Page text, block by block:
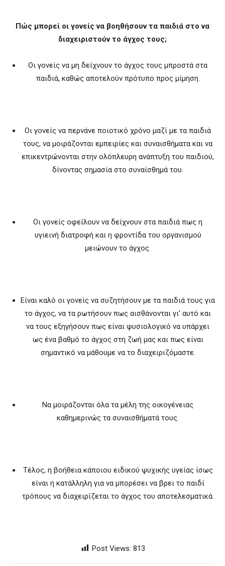
Πώς μπορεί οι γονείς να βοηθήσουν τα παιδιά στο να
διαχειριστούν το άγχος τους;
Οι γονείς να μη δείχνουν το άγχος τους μπροστά στα
παιδιά, καθώς αποτελούν πρότυπο προς μίμηση.
Οι γονείς να περνάνε ποιοτικό χρόνο μαζί με τα παιδιά
τους, να μοιράζονται εμπειρίες και συναισθήματα και να
επικεντρώνονται στην ολόπλευρη ανάπτυξη του παιδιού,
δίνοντας σημασία στο συναίσθημά του.
Οι γονείς οφείλουν να δείχνουν στα παιδιά πως η
υγιεινή διατροφή και η φροντίδα του οργανισμού
μειώνουν το άγχος.
Είναι καλό οι γονείς να συζητήσουν με τα παιδιά τους για
το άγχος, να τα ρωτήσουν πως αισθάνονται γι’ αυτό και
να τους εξηγήσουν πως είναι φυσιολογικό να υπάρχει
ως ένα βαθμό το άγχος στη ζωή μας και πως είναι
σημαντικό να μάθουμε να το διαχειριζόμαστε.
Να μοιράζονται όλα τα μέλη της οικογένειας
καθημερινώς τα συναισθήματά τους.
Τέλος, η βοήθεια κάποιου ειδικού ψυχικής υγείας ίσως
είναι η κατάλληλη για να μπορέσει να βρει το παιδί
τρόπους να διαχειρίζεται το άγχος του αποτελεσματικά.
Post Views: 813